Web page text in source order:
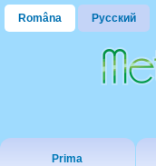
Româna Русский
Prima